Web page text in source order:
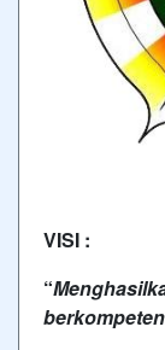
VISI :
“